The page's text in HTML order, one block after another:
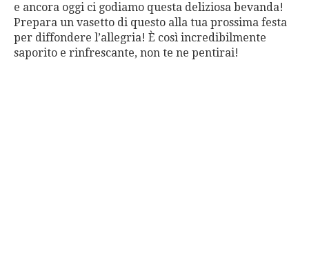
e ancora oggi ci godiamo questa deliziosa bevanda!
Prepara un vasetto di questo alla tua prossima festa
per diffondere l’allegria! È così incredibilmente
saporito e rinfrescante, non te ne pentirai!